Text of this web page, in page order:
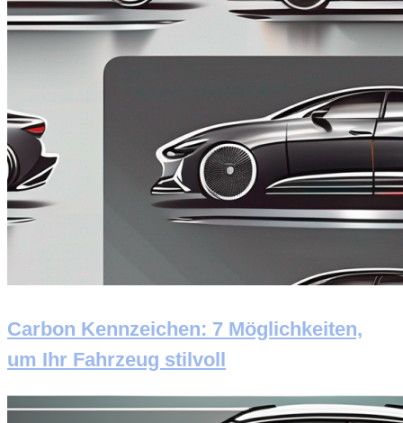
Carbon Kennzeichen: 7 Möglichkeiten,
um Ihr Fahrzeug stilvoll